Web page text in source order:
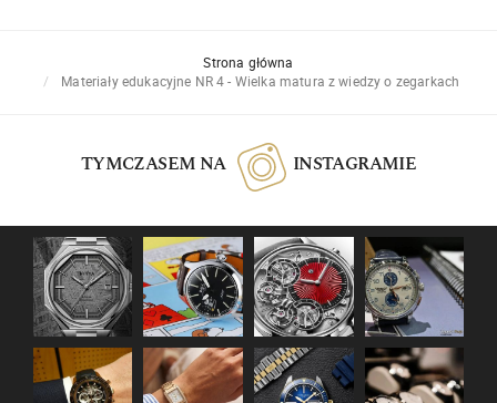
Strona główna
Materiały edukacyjne NR 4 - Wielka matura z wiedzy o zegarkach
TYMCZASEM NA INSTAGRAMIE